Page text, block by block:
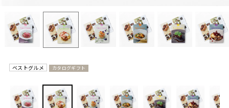
ベストグルメ カタログギフト